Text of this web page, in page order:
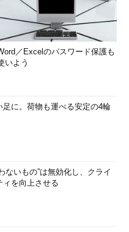
／Excelのパスワード保護も
いよう
に。荷物も運べる安定の4輪
ないもの”は無効化し、クライ
ィを向上させる